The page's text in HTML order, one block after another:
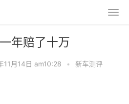
年赔了十万
11月14日 am10:28 • 新车测评